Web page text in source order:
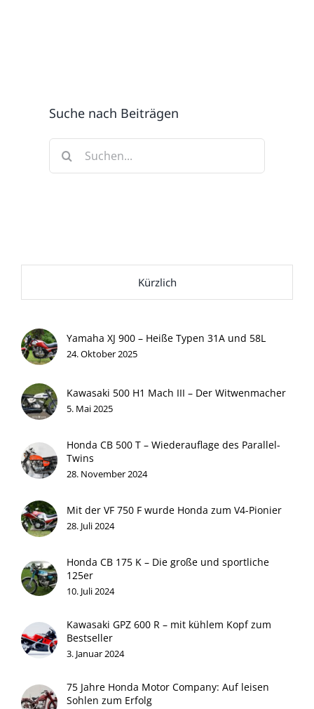
Suche nach Beiträgen
nach:
Kürzlich
Yamaha XJ 900 – Heiße Typen 31A und 58L
24. Oktober 2025
Kawasaki 500 H1 Mach III – Der Witwenmacher
5. Mai 2025
Honda CB 500 T – Wiederauflage des Parallel-
Twins
28. November 2024
Mit der VF 750 F wurde Honda zum V4-Pionier
28. Juli 2024
Honda CB 175 K – Die große und sportliche
125er
10. Juli 2024
Kawasaki GPZ 600 R – mit kühlem Kopf zum
Bestseller
3. Januar 2024
75 Jahre Honda Motor Company: Auf leisen
Sohlen zum Erfolg